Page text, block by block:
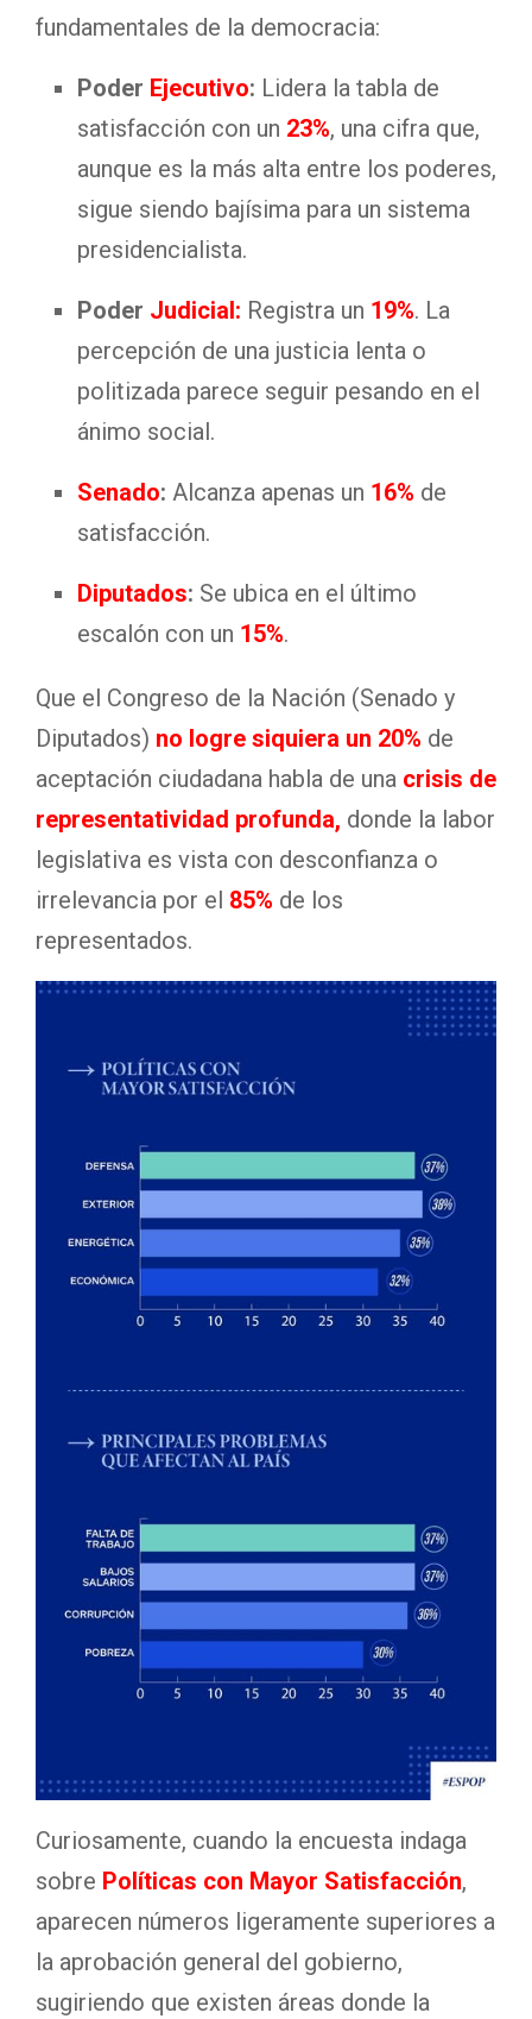
fundamentales de la democracia:
Poder Ejecutivo: Lidera la tabla de
satisfacción con un 23%, una cifra que,
aunque es la más alta entre los poderes,
sigue siendo bajísima para un sistema
presidencialista.
Poder Judicial: Registra un 19%. La
percepción de una justicia lenta o
politizada parece seguir pesando en el
ánimo social.
Senado: Alcanza apenas un 16% de
satisfacción.
Diputados: Se ubica en el último
escalón con un 15%.
Que el Congreso de la Nación (Senado y
Diputados) no logre siquiera un 20% de
aceptación ciudadana habla de una crisis de
representatividad profunda, donde la labor
legislativa es vista con desconfianza o
irrelevancia por el 85% de los
representados.
Curiosamente, cuando la encuesta indaga
sobre Políticas con Mayor Satisfacción,
aparecen números ligeramente superiores a
la aprobación general del gobierno,
sugiriendo que existen áreas donde la